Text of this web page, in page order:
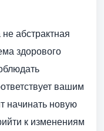
абстрактная
здорового
вашим
начинать новую
к изменениям